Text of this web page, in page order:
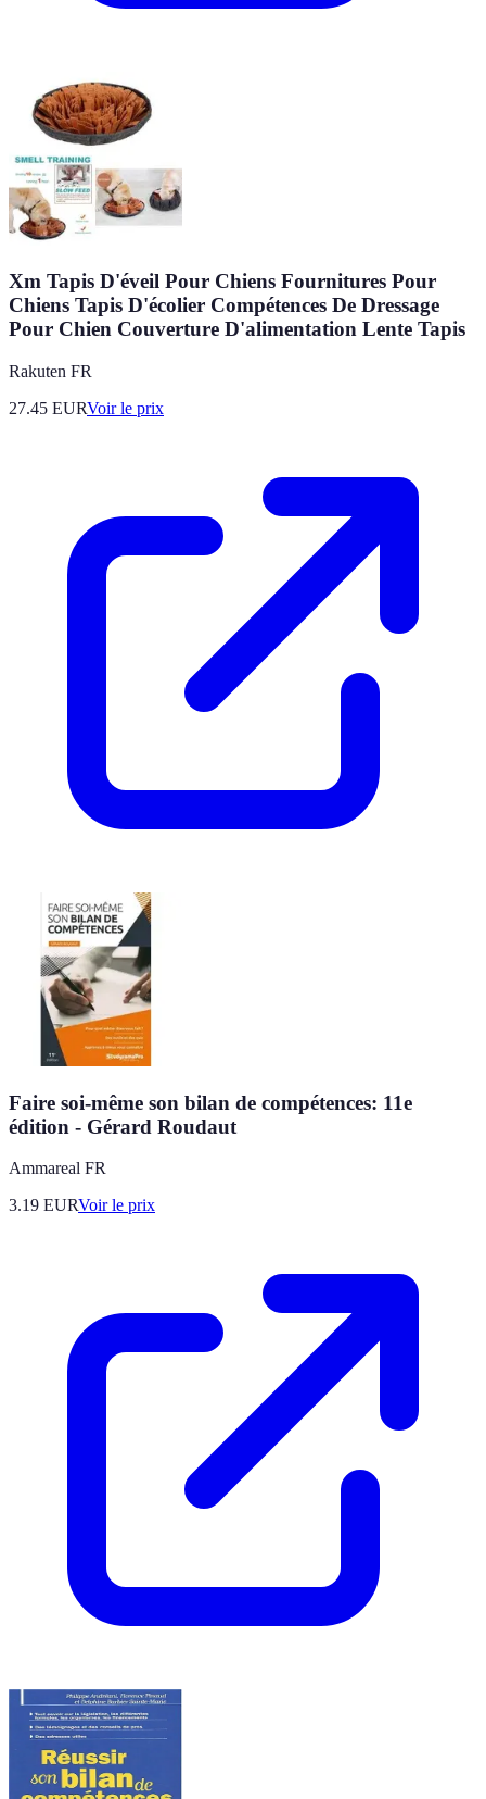
Xm Tapis D'éveil Pour Chiens Fournitures Pour
Chiens Tapis D'écolier Compétences De Dressage
Pour Chien Couverture D'alimentation Lente Tapis
Rakuten FR
27.45 EURVoir le prix
Faire soi-même son bilan de compétences: 11e
édition - Gérard Roudaut
Ammareal FR
3.19 EURVoir le prix